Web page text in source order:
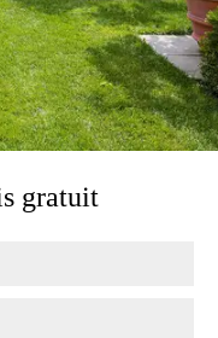
gratuit